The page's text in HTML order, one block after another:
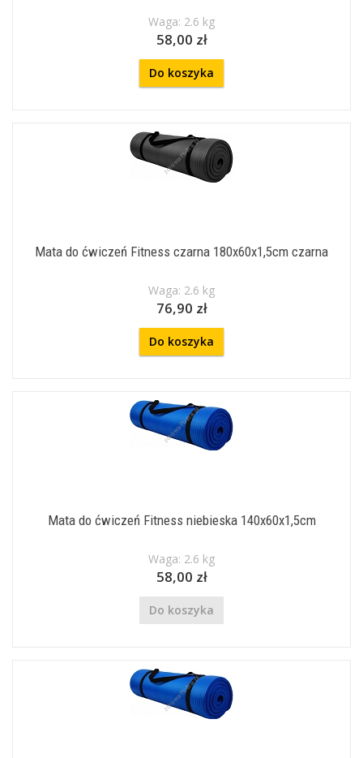
Waga: 2.6 kg
58,00 zł
Do koszyka
Mata do ćwiczeń Fitness czarna 180x60x1,5cm czarna
Waga: 2.6 kg
76,90 zł
Do koszyka
Mata do ćwiczeń Fitness niebieska 140x60x1,5cm
Waga: 2.6 kg
58,00 zł
Do koszyka